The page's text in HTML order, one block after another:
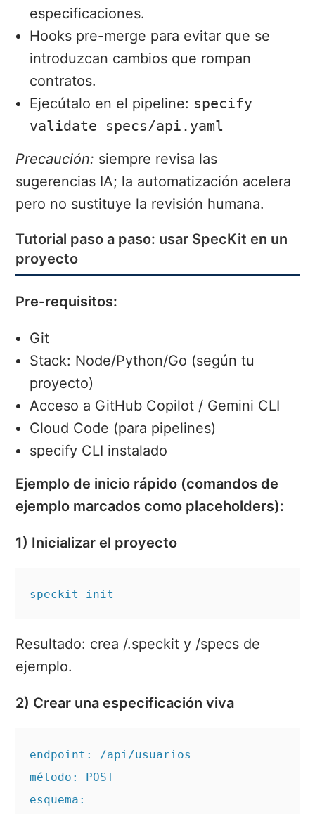
especificaciones.
Hooks pre-merge para evitar que se
introduzcan cambios que rompan
contratos.
Ejecútalo en el pipeline: specify
validate specs/api.yaml
Precaución: siempre revisa las
sugerencias IA; la automatización acelera
pero no sustituye la revisión humana.
Tutorial paso a paso: usar SpecKit en un
proyecto
Pre-requisitos:
Git
Stack: Node/Python/Go (según tu
proyecto)
Acceso a GitHub Copilot / Gemini CLI
Cloud Code (para pipelines)
specify CLI instalado
Ejemplo de inicio rápido (comandos de
ejemplo marcados como placeholders):
1) Inicializar el proyecto
speckit init
Resultado: crea /.speckit y /specs de
ejemplo.
2) Crear una especificación viva
endpoint: /api/usuarios
método: POST
esquema: